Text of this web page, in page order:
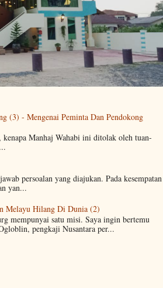
(3) - Mengenai Peminta Dan Pendokong
Manhaj Wahabi ini ditolak oleh tuan-
persoalan yang diajukan. Pada kesempatan
yan...
Melayu Hilang Di Dunia (2)
mempunyai satu misi. Saya ingin bertemu
pengkaji Nusantara per...